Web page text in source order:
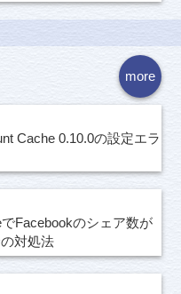
more
Cache 0.10.0の設定エラ
Facebookのシェア数が
対処法